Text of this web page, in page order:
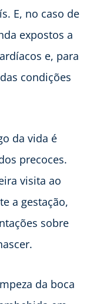
E, no caso de
expostos a
e, para
condições
da vida é
precoces.
visita ao
a gestação,
sobre
da boca